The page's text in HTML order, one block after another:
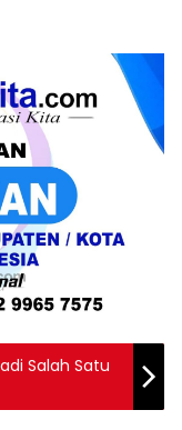
Salah Satu